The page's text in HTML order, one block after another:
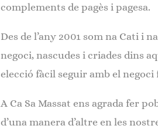
complements de pagès i pagesa.
Des de l’any 2001 som na Cati i
negoci, nascudes i criades dins
elecció fàcil seguir amb el negoci
A Ca Sa Massat ens agrada fer
d’una manera d’altre en les